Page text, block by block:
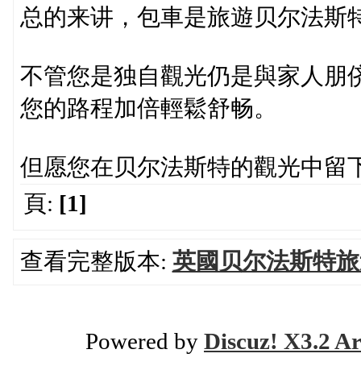
总的来讲，包車是旅遊贝尔法斯
不管您是独自觀光仍是與家人朋
您的路程加倍輕鬆舒畅。
但愿您在贝尔法斯特的觀光中留
頁: [1]
查看完整版本: 英國贝尔法斯特
Powered by Discuz! X3.2